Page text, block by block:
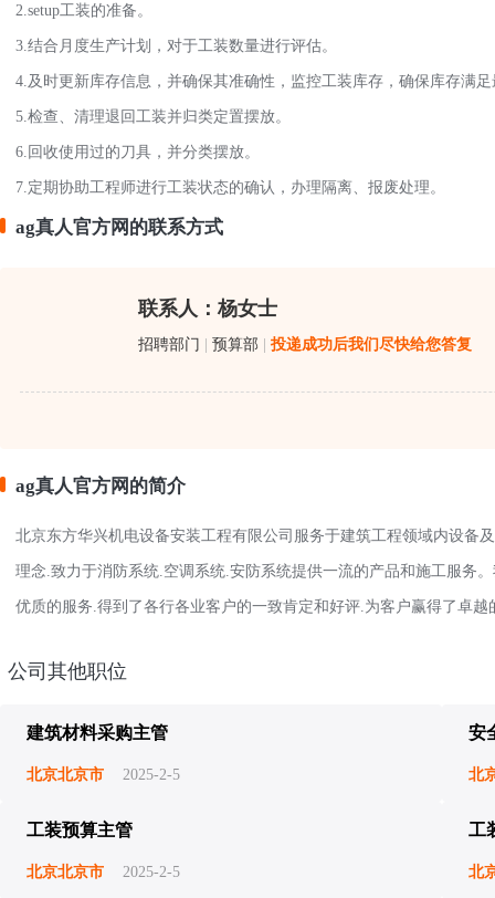
2.setup工装的准备。
3.结合月度生产计划，对于工装数量进行评估。
4.及时更新库存信息，并确保其准确性，监控工装库存，确保库存满
5.检查、清理退回工装并归类定置摆放。
6.回收使用过的刀具，并分类摆放。
7.定期协助工程师进行工装状态的确认，办理隔离、报废处理。
ag真人官方网的联系方式
联系人：杨女士
招聘部门 | 预算部 | 投递成功后我们尽快给您答复
ag真人官方网的简介
北京东方华兴机电设备安装工程有限公司服务于建筑工程领域内设备
理念.致力于消防系统.空调系统.安防系统提供一流的产品和施工服务
优质的服务.得到了各行各业客户的一致肯定和好评.为客户赢得了卓越
公司其他职位
建筑材料采购主管
北京北京市 2025-2-5
安
北
工装预算主管
北京北京市 2025-2-5
工
北